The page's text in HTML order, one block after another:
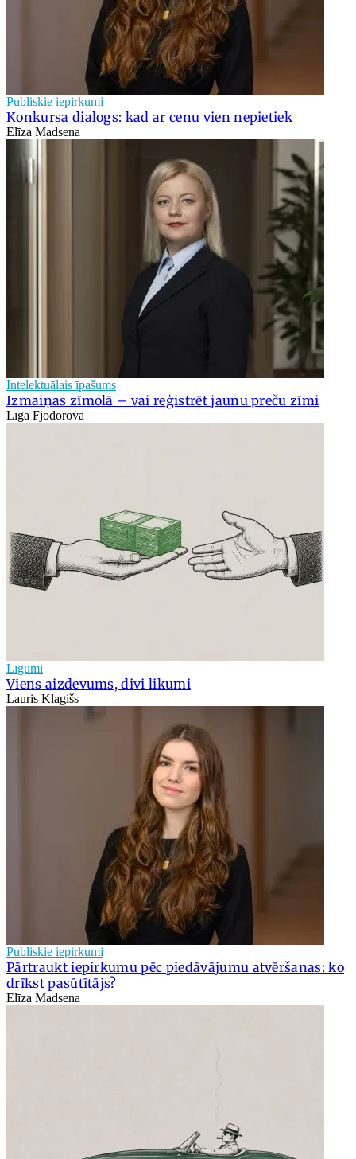
Publiskie iepirkumi
Konkursa dialogs: kad ar cenu vien nepietiek
Elīza Madsena
Intelektuālais īpašums
Izmaiņas zīmolā – vai reģistrēt jaunu preču zīmi
Līga Fjodorova
Līgumi
Viens aizdevums, divi likumi
Lauris Klagišs
Publiskie iepirkumi
Pārtraukt iepirkumu pēc piedāvājumu atvēršanas: ko
drīkst pasūtītājs?
Elīza Madsena